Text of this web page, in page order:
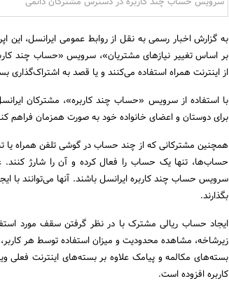
به گزارش اخبار رسمی به نقل از روابط عمومی ایرانسل، این
بر اساس تغییر نیازهای مشتریان»، سرویس «حساب چند
از اینترنت همراه استفاده می‌کنند و یا قصد به اشتراک‌گذاری
با استفاده از سرویس «حساب چند کاربره»، مشترکان
برای دوستان و اعضای خانواده خود به صورت همزمان فراهم
همچنین مشترکانی که از چند حساب در گوشی تلفن همراه یا
حساب‌ها، تنها یک حساب را فعال کرده و آن را شارژ کنند.
سرویس حساب چند کاربره ایرانسل باشند. آنها می‌توانند با
بگذارند.
ایجاد حساب ریالی مشترک با در نظر گرفتن سقف مورد
زیرشاخه، مشاهده محدودیت و میزان استفاده توسط هر
بسته‌های مکالمه و پیامک علاوه بر بسته‌های اینترنت
کاربره افزوده است.